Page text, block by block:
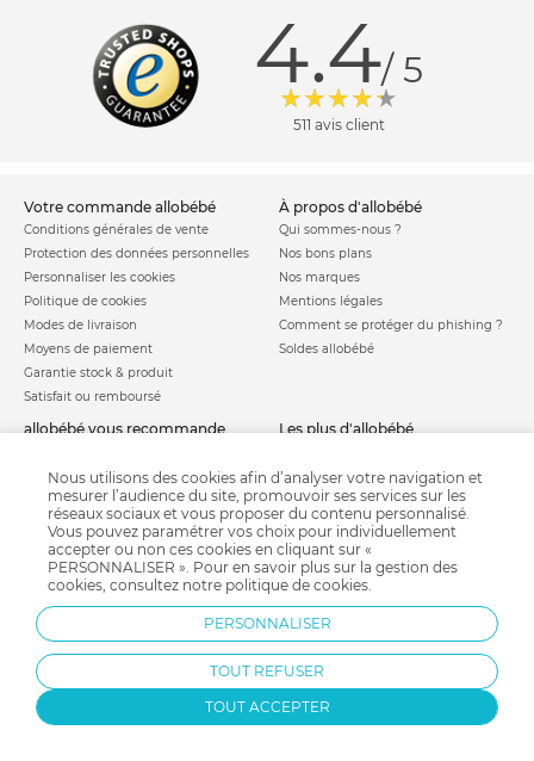
4.4/ 5
511 avis client
votre commande allobébé
Conditions générales de vente
Protection des données personnelles
Personnaliser les cookies
Politique de cookies
Modes de livraison
Moyens de paiement
Garantie stock & produit
Satisfait ou remboursé
à propos d'allobébé
Qui sommes-nous ?
Nos bons plans
Nos marques
Mentions légales
Comment se protéger du phishing ?
Soldes allobébé
allobébé vous recommande
Nos labels
Nos licences
Besoin d'aide ?
FAQ
les plus d'allobébé
Infos conseils
Jeux concours
Valise de maternité
Parrainage
Paiement sécurisé
Charte qualité
Nous utilisons des cookies afin d’analyser votre navigation et
mesurer l’audience du site, promouvoir ses services sur les
réseaux sociaux et vous proposer du contenu personnalisé.
Vous pouvez paramétrer vos choix pour individuellement
accepter ou non ces cookies en cliquant sur «
PERSONNALISER ». Pour en savoir plus sur la gestion des
cookies, consultez notre politique de cookies.
PERSONNALISER
TOUT REFUSER
TOUT ACCEPTER